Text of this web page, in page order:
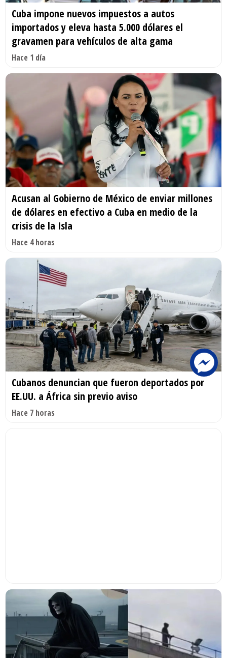
Cuba impone nuevos impuestos a autos
importados y eleva hasta 5.000 dólares el
gravamen para vehículos de alta gama
Hace 1 día
Acusan al Gobierno de México de enviar millones
de dólares en efectivo a Cuba en medio de la
crisis de la Isla
Hace 4 horas
Cubanos denuncian que fueron deportados por
EE.UU. a África sin previo aviso
Hace 7 horas